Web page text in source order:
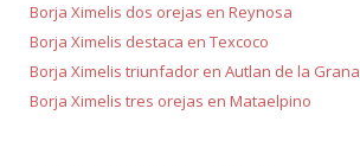
Borja Ximelis dos orejas en Reynosa
Borja Ximelis destaca en Texcoco
Borja Ximelis triunfador en Autlan de la Grana
Borja Ximelis tres orejas en Mataelpino